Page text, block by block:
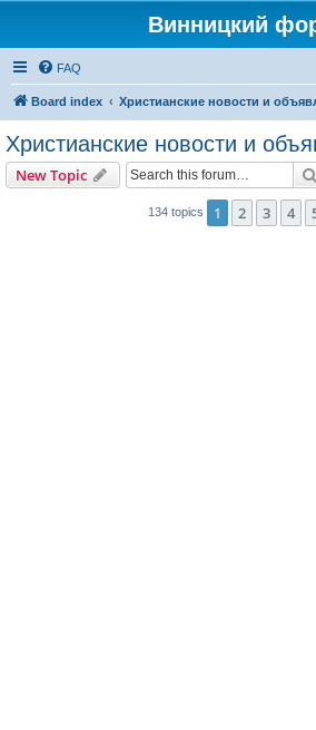
Винницкий
FAQ
Board index Христианские новости и
Христианские новости и
New Topic
134 topics 1 2 3 4